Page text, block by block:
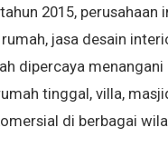
2015, perusahaan
jasa desain
dipercaya menangani
tinggal, villa,
di berbagai